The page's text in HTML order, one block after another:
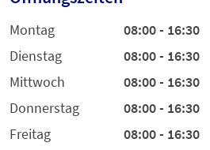
Montag
08:00 - 16:30
Dienstag
08:00 - 16:30
Mittwoch
08:00 - 16:30
Donnerstag
08:00 - 16:30
Freitag
08:00 - 16:30